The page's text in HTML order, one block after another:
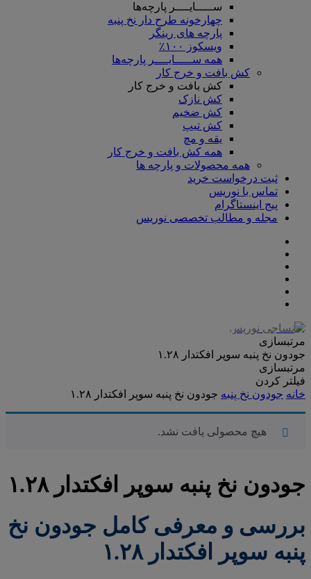
ســـــایــــر پارچه‌ها
چهارخونه طرح دار نخ پنبه
پارچه های رینگر
ویسکوز ۱۰۰٪
همه ســـــایــــر پارچه‌ها
کش بافت و خرج کار
کش بافت و خرج کار
کش نازک
کش ضخیم
کش تیپ
یقه و مچ
همه کش بافت و خرج کار
همه محصولات و پارچه ها
ثبت درخواست خرید
تماس با نوریس
پیج اینستاگرام
مجله و مطالب تخصصی نوریس
مرتبسازی
جودون نخ پنبه سوپر افکتدار ۱.۲۸
مرتبسازی
فیلتر کردن
خانه جودون نخ پنبه جودون نخ پنبه سوپر افکتدار ۱.۲۸
هیچ محصولی یافت نشد.
جودون نخ پنبه سوپر افکتدار ۱.۲۸
بررسی و معرفی کامل جودون نخ
پنبه سوپر افکتدار ۱.۲۸